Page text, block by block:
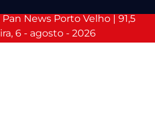
News Porto Velho | 91,5
6 - agosto - 2026